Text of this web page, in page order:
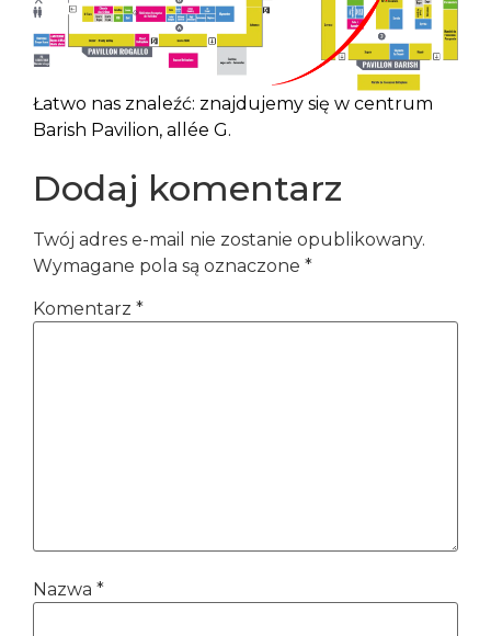
Łatwo nas znaleźć: znajdujemy się w centrum
Barish Pavilion, allée G.
Dodaj komentarz
Twój adres e-mail nie zostanie opublikowany.
Wymagane pola są oznaczone *
Komentarz *
Nazwa *